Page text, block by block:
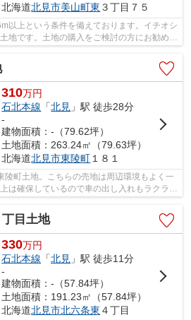
北海道北見市美山町東 ３丁目７５
以上という条件を備えております。イチオシ
地です。土地の購入をご検討の方にお勧めの
270万円でニーズも...
310万円
石北本線 「北見 」駅 徒歩28分
-
建物面積：-（79.62坪）
土地面積：263.24㎡（79.63坪）
北海道北見市東陵町１８１
陵町土地。こちらの売地は周辺環境もよく一
は確保しているので車の出し入れもラクラク
目土地
330万円
石北本線 「北見 」駅 徒歩11分
-
建物面積：-（57.84坪）
土地面積：191.23㎡（57.84坪）
北海道北見市北六条東 ４丁目